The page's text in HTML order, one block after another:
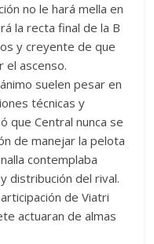
no le hará mella en
la recta final de la B
y creyente de que
el ascenso.
suelen pesar en
técnicas y
que Central nunca se
de manejar la pelota
contemplaba
distribución del rival.
de Viatri
actuaran de almas